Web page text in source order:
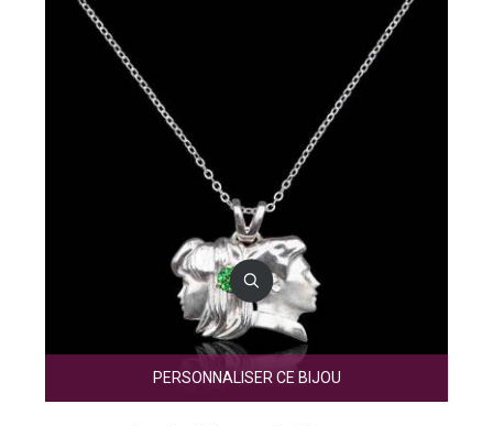
PERSONNALISER CE BIJOU